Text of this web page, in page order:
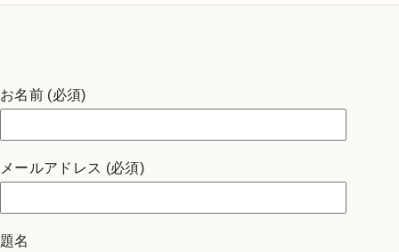
お名前 (必須)
メールアドレス (必須)
題名